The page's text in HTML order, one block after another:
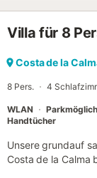
Villa für 8
Costa de la
8 Pers. 4
WLAN
Handtücher
Unsere grundauf
Costa de la Calma